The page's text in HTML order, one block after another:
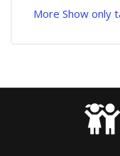
More Show only